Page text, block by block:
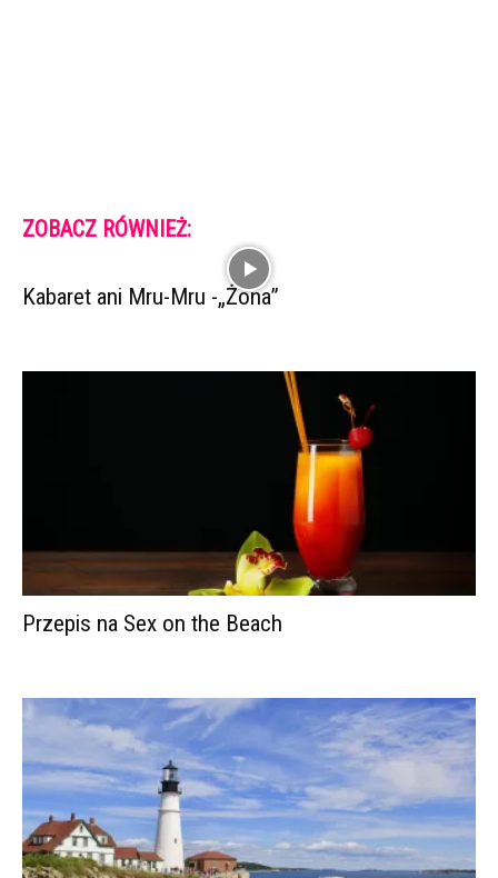
ZOBACZ RÓWNIEŻ:
Kabaret ani Mru-Mru -„Żona”
Przepis na Sex on the Beach